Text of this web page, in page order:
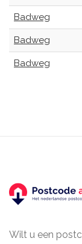
Badweg
Badweg
Badweg
Wilt u een